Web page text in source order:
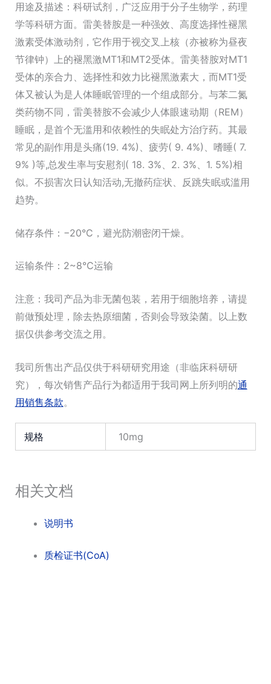
用途及描述：科研试剂，广泛应用于分子生物学，药理
学等科研方面。雷美替胺是一种强效、高度选择性褪黑
激素受体激动剂，它作用于视交叉上核（亦被称为昼夜
节律钟）上的褪黑激MT1和MT2受体。雷美替胺对MT1
受体的亲合力、选择性和效力比褪黑激素大，而MT1受
体又被认为是人体睡眠管理的一个组成部分。与苯二氮
类药物不同，雷美替胺不会减少人体眼速动期（REM）
睡眠，是首个无滥用和依赖性的失眠处方治疗药。其最
常见的副作用是头痛(19. 4%)、疲劳( 9. 4%)、嗜睡( 7.
9% )等,总发生率与安慰剂( 18. 3%、2. 3%、1. 5%)相
似。不损害次日认知活动,无撤药症状、反跳失眠或滥用
趋势。
储存条件：−20°C，避光防潮密闭干燥。
运输条件：2~8℃运输
注意：我司产品为非无菌包装，若用于细胞培养，请提
前做预处理，除去热原细菌，否则会导致染菌。以上数
据仅供参考交流之用。
我司所售出产品仅供于科研研究用途（非临床科研研
究），每次销售产品行为都适用于我司网上所列明的通
用销售条款。
规格 10mg
相关文档
说明书
质检证书(CoA)